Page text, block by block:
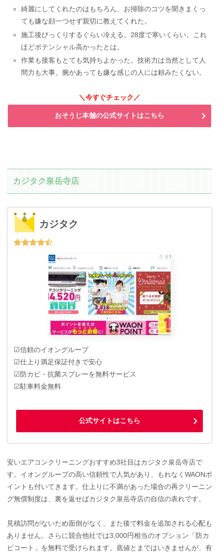
綺麗にしてくれたのはもちろん、お掃除のコツを聞きまくっ
ても嫌な顔一つせず親切に教えてくれた。
施工後びっくりするぐらい冷える。28度で寒いくらい。これ
ほどポテンシャル高かったとは。
作業も接客もとても気持ちよかった。技術力は当然として人
間力も大事。腕があっても嫌な感じの人には頼みたくない。
＼今すぐチェック／
おそうじ本舗の公式サイトはこちら
カジタク泉岳寺店
カジタク
☑信頼のイオングループ
☑仕上り満足保証付きで安心
☑防カビ・抗菌スプレーを無料サービス
☑駐車料金無料
公式サイトはこちら
安いエアコンクリーニングおすすめ3社目はカジタク泉岳寺店で
す。イオングループの高い信頼性で人気があり、もれなくWAONポ
イントも付いてきます。仕上りに不満があった場合の再クリーニン
グ無償制度は、裏を返せばカジタク泉岳寺店の自信の表れです。
見積訪問がないため面倒がなく、また後で料金を追加される心配も
ありません。さらに競合他社では3,000円相当のオプション「防カ
ビコート」を無料で受けられます。底値とまではいきませんが、有